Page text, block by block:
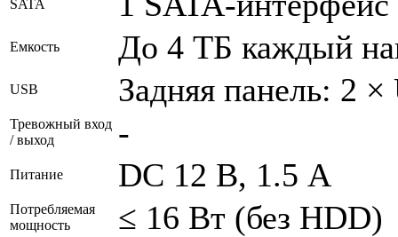
SATA
Емкость До 4 ТБ каждый
USB Задняя панель: 2
Тревожный вход
/ выход
-
Питание DC 12 В, 1.5 А
Потребляемая
мощность
≤ 16 Вт (без HDD)